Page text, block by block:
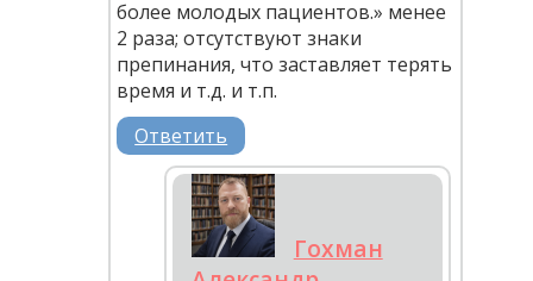
более молодых пациентов.» менее
2 раза; отсутствуют знаки
препинания, что заставляет терять
время и т.д. и т.п.
Ответить
Гохман